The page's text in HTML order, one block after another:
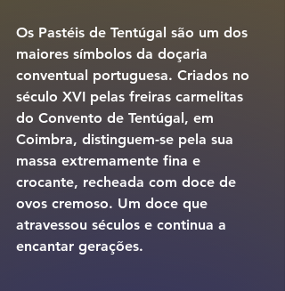
Os Pastéis de Tentúgal são um dos
maiores símbolos da doçaria
conventual portuguesa. Criados no
século XVI pelas freiras carmelitas
do Convento de Tentúgal, em
Coimbra, distinguem-se pela sua
massa extremamente fina e
crocante, recheada com doce de
ovos cremoso. Um doce que
atravessou séculos e continua a
encantar gerações.